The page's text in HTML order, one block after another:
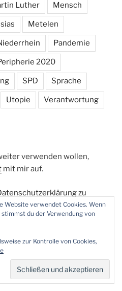
Luther Mensch
Metelen
Pandemie
2020
SPD Sprache
Utopie Verantwortung
verwenden wollen,
mit mir auf.
zu
Website verwendet Cookies. Wenn
du der Verwendung von
zur Kontrolle von Cookies,